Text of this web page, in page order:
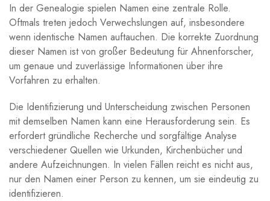
In der Genealogie spielen Namen eine zentrale Rolle.
Oftmals treten jedoch Verwechslungen auf, insbesondere
wenn identische Namen auftauchen. Die korrekte Zuordnung
dieser Namen ist von großer Bedeutung für Ahnenforscher,
um genaue und zuverlässige Informationen über ihre
Vorfahren zu erhalten.
Die Identifizierung und Unterscheidung zwischen Personen
mit demselben Namen kann eine Herausforderung sein. Es
erfordert gründliche Recherche und sorgfältige Analyse
verschiedener Quellen wie Urkunden, Kirchenbücher und
andere Aufzeichnungen. In vielen Fällen reicht es nicht aus,
nur den Namen einer Person zu kennen, um sie eindeutig zu
identifizieren.